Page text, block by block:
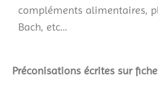
compléments alimentaires,
Bach, etc…
Préconisations écrites sur